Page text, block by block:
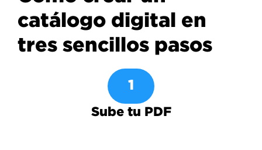
catálogo digital en
tres sencillos pasos
1
Sube tu PDF